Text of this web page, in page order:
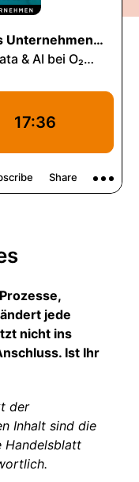
jede
nicht ins
Ist Ihr
der
Inhalt sind die
Handelsblatt